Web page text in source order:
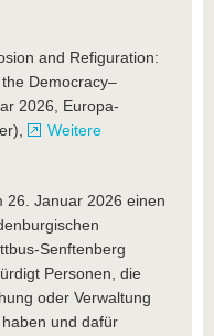
and Refiguration:
Democracy–
2026, Europa-
Weitere
26. Januar 2026 einen
Senftenberg
Personen, die
oder Verwaltung
und dafür